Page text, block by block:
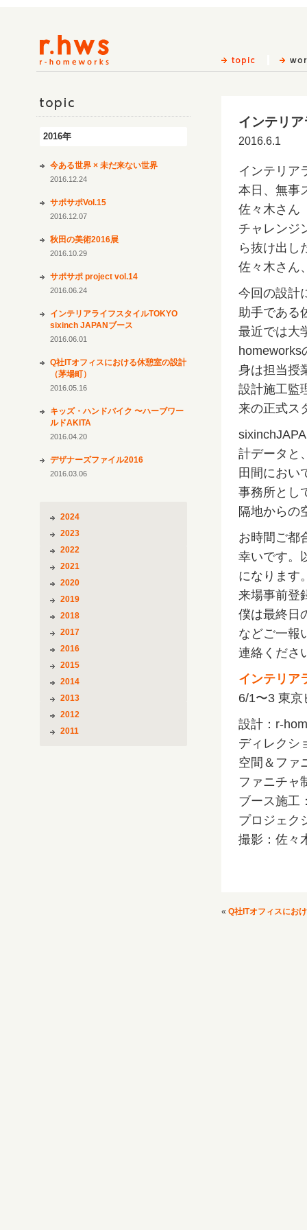
インテリ
2016.6.1
インテリア
本日、無事
佐々木さん
チャレンジ
ら抜け出し
佐々木さん
今回の設計
助手である
最近では大
homeworks
身は担当授
設計施工監
来の正式ス
計データと
田間におい
事務所とし
隔地からの
お時間ご都
幸いです。
になります
来場事前
僕は最終日
などご一報
連絡くださ
インテリア
6/1〜3 東京
設計：r-
ディレクシ
空間＆ファ
ファニチャ
ブース施工
プロジェク
撮影：佐々
« Q社ITオフィスにお
2016年
今ある世界 × 未だ来ない世界
2016.12.24
サポサポVol.15
2016.12.07
秋田の美術2016展
2016.10.29
サポサポ project vol.14
2016.06.24
インテリアライフスタイルTOKYO
sixinch JAPANブース
2016.06.01
Q社ITオフィスにおける休憩室の設計
（茅場町）
2016.05.16
キッズ・ハンドバイク 〜ハーブワー
ルドAKITA
2016.04.20
デザナーズファイル2016
2016.03.06
2024
2023
2022
2021
2020
2019
2018
2017
2016
2015
2014
2013
2012
2011